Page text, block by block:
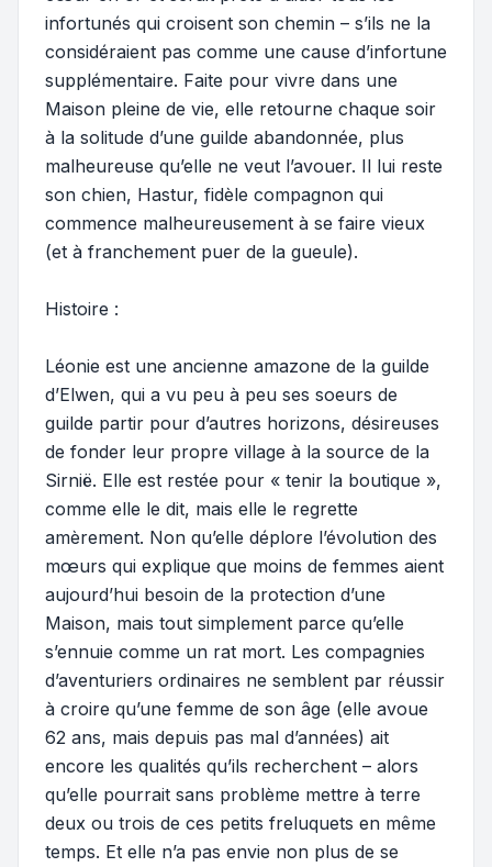
infortunés qui croisent son chemin – s’ils ne la
considéraient pas comme une cause d’infortune
supplémentaire. Faite pour vivre dans une
Maison pleine de vie, elle retourne chaque soir
à la solitude d’une guilde abandonnée, plus
malheureuse qu’elle ne veut l’avouer. Il lui reste
son chien, Hastur, fidèle compagnon qui
commence malheureusement à se faire vieux
(et à franchement puer de la gueule).
Histoire :
Léonie est une ancienne amazone de la guilde
d’Elwen, qui a vu peu à peu ses soeurs de
guilde partir pour d’autres horizons, désireuses
de fonder leur propre village à la source de la
Sirnië. Elle est restée pour « tenir la boutique »,
comme elle le dit, mais elle le regrette
amèrement. Non qu’elle déplore l’évolution des
mœurs qui explique que moins de femmes aient
aujourd’hui besoin de la protection d’une
Maison, mais tout simplement parce qu’elle
s’ennuie comme un rat mort. Les compagnies
d’aventuriers ordinaires ne semblent par réussir
à croire qu’une femme de son âge (elle avoue
62 ans, mais depuis pas mal d’années) ait
encore les qualités qu’ils recherchent – alors
qu’elle pourrait sans problème mettre à terre
deux ou trois de ces petits freluquets en même
temps. Et elle n’a pas envie non plus de se